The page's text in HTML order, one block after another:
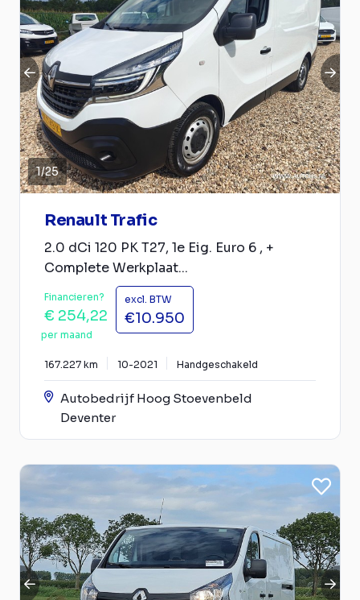
1/25
Renault Trafic
2.0 dCi 120 PK T27, 1e Eig. Euro 6 , +
Complete Werkplaat...
Financieren?
€ 254,22
per maand
excl. BTW
€10.950
167.227 km 10-2021 Handgeschakeld
Autobedrijf Hoog Stoevenbeld
Deventer